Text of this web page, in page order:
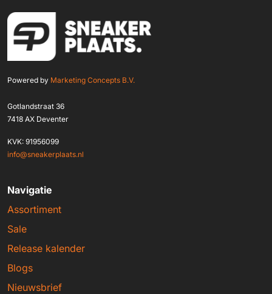
Powered by Marketing Concepts B.V.
Gotlandstraat 36
7418 AX Deventer
KVK: 91956099
info@sneakerplaats.nl
Navigatie
Assortiment
Sale
Release kalender
Blogs
Nieuwsbrief